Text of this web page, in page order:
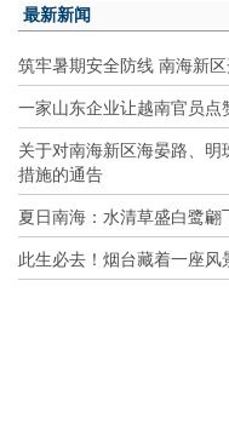
最新新闻
筑牢暑期安全防线 南海新
一家山东企业让越南官员
关于对南海新区海晏路、
措施的通告
夏日南海：水清草盛白鹭翩
此生必去！烟台藏着一座风